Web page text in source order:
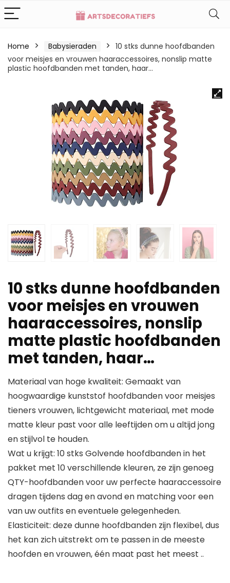
Home Babysieraden
10 stks dunne hoofdbanden
voor meisjes en vrouwen haaraccessoires, nonslip matte
plastic hoofdbanden met tanden, haar…
10 stks dunne hoofdbanden
voor meisjes en vrouwen
haaraccessoires, nonslip
matte plastic hoofdbanden
met tanden, haar…
Materiaal van hoge kwaliteit: Gemaakt van
hoogwaardige kunststof hoofdbanden voor meisjes
tieners vrouwen, lichtgewicht materiaal, met mode
matte kleur past voor alle leeftijden om u altijd jong
en stijlvol te houden.
Wat u krijgt: 10 stks Golvende hoofdbanden in het
pakket met 10 verschillende kleuren, ze zijn genoeg
QTY-hoofdbanden voor uw perfecte haaraccessoire
dragen tijdens dag en avond en matching voor een
van uw outfits en eventuele gelegenheden.
Elasticiteit: deze dunne hoofdbanden zijn flexibel, dus
het kan zich uitstrekt om te passen in de meeste
hoofden en vrouwen, één maat past het meest ..